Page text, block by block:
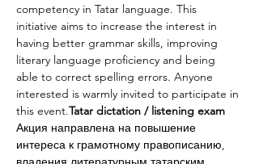
competency in Tatar language. This
initiative aims to increase the interest in
having better grammar skills, improving
literary language proficiency and being
able to correct spelling errors. Anyone
interested is warmly invited to participate in
this event.Tatar dictation / listening exam
Акция направлена на повышение
интереса к грамотному правописанию,